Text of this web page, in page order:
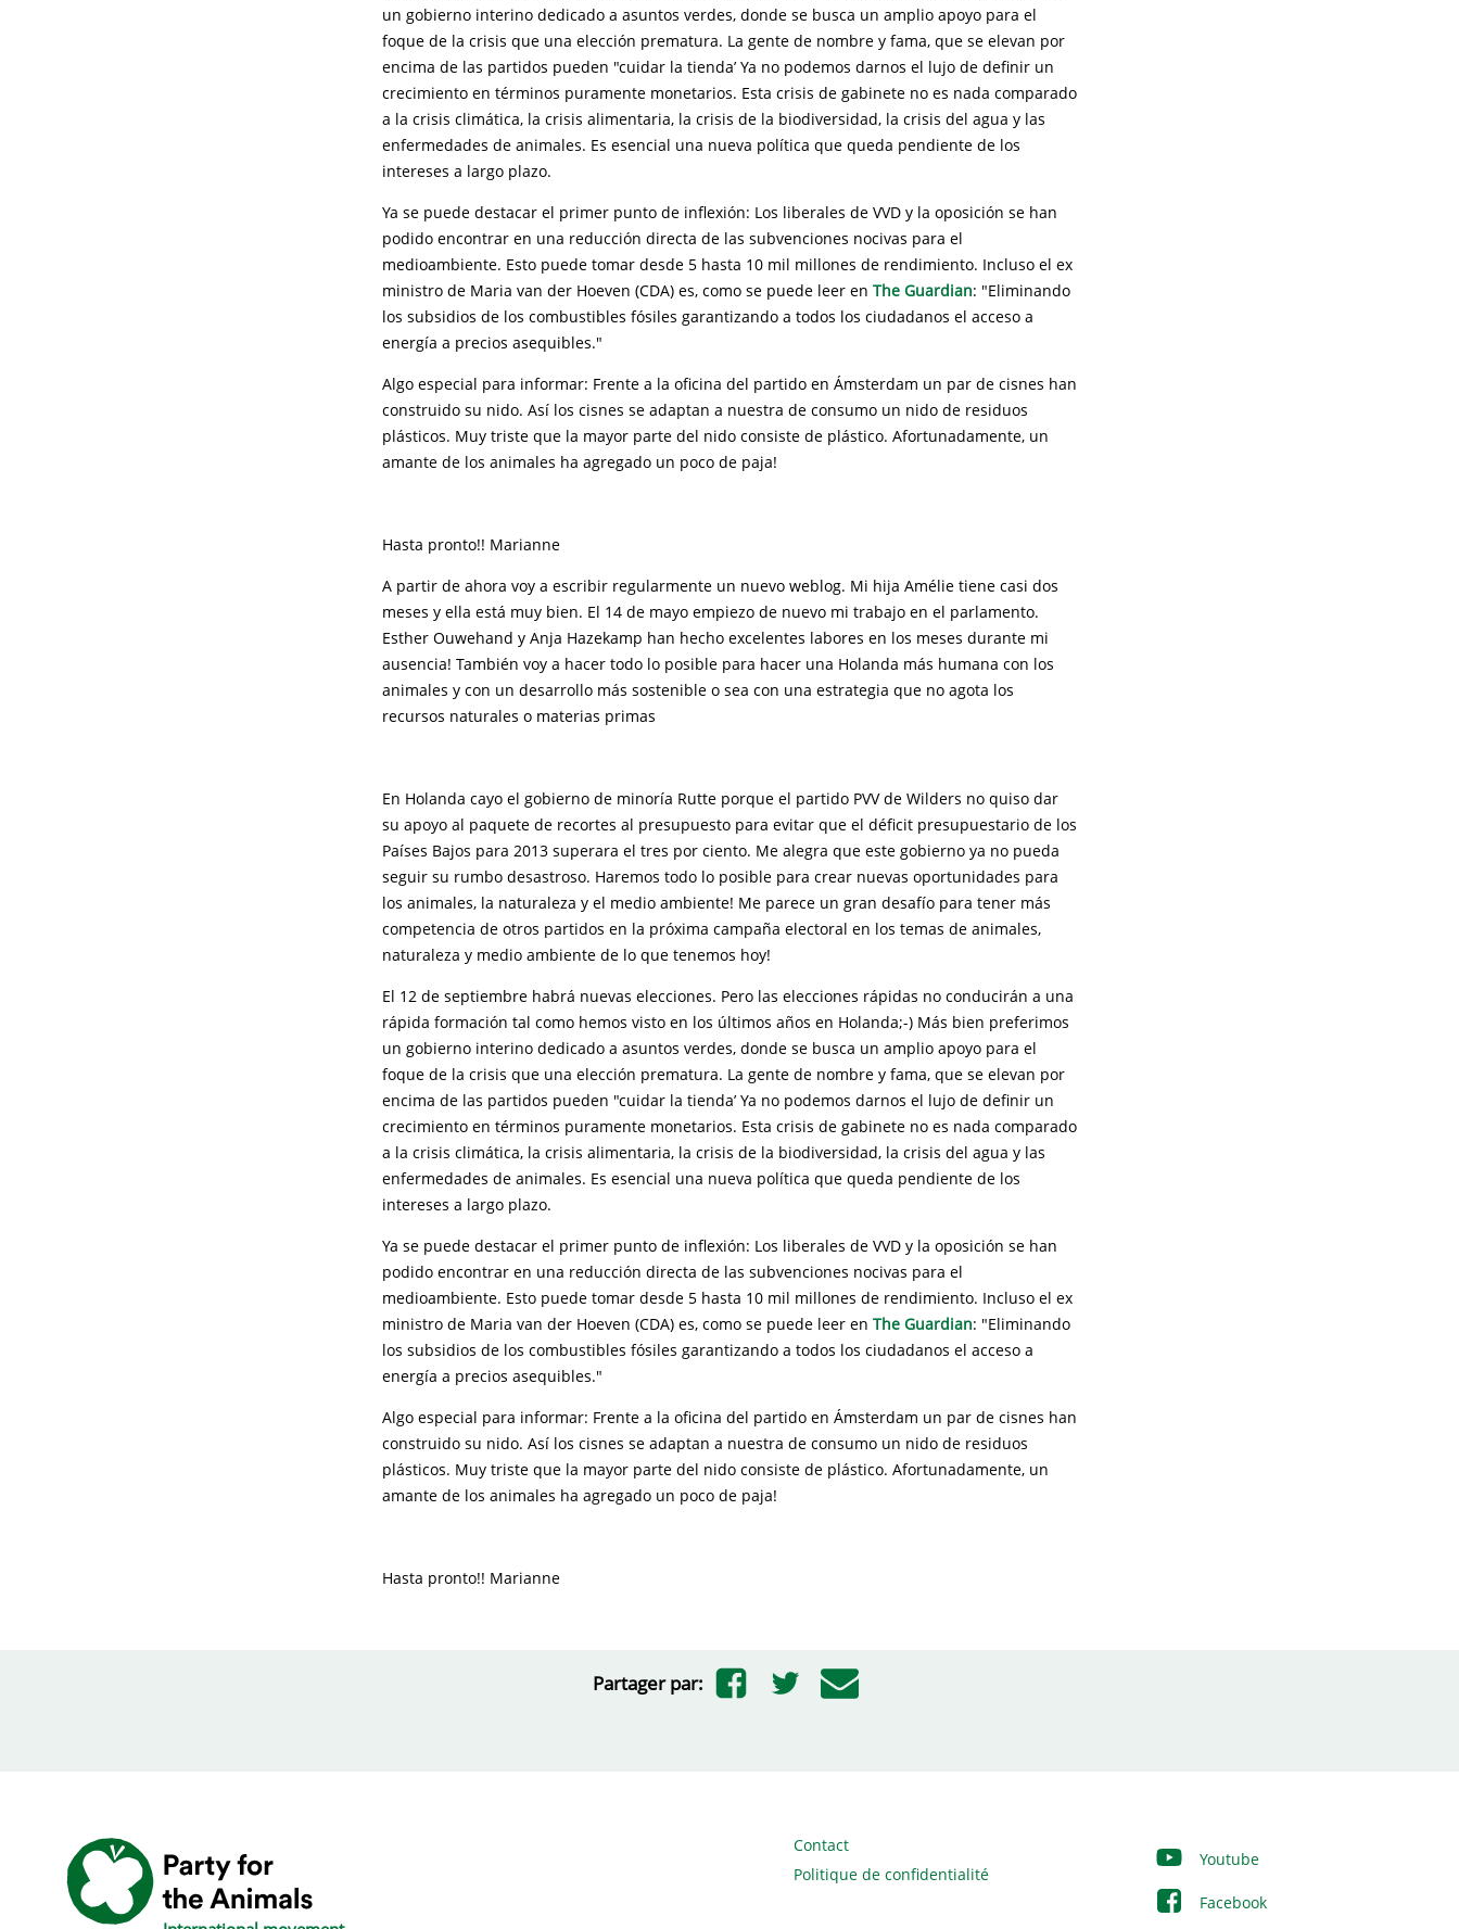
un gobierno interino dedicado a asuntos verdes, donde se busca un amplio apoyo para el
foque de la crisis que una elección prematura. La gente de nombre y fama, que se elevan por
encima de las partidos pueden "cuidar la tienda’ Ya no podemos darnos el lujo de definir un
crecimiento en términos puramente monetarios. Esta crisis de gabinete no es nada comparado
a la crisis climática, la crisis alimentaria, la crisis de la biodiversidad, la crisis del agua y las
enfermedades de animales. Es esencial una nueva política que queda pendiente de los
intereses a largo plazo.
Ya se puede destacar el primer punto de inflexión: Los liberales de VVD y la oposición se han
podido encontrar en una reducción directa de las subvenciones nocivas para el
medioambiente. Esto puede tomar desde 5 hasta 10 mil millones de rendimiento. Incluso el ex
ministro de Maria van der Hoeven (CDA) es, como se puede leer en The Guardian: "Eliminando
los subsidios de los combustibles fósiles garantizando a todos los ciudadanos el acceso a
energía a precios asequibles."
Algo especial para informar: Frente a la oficina del partido en Ámsterdam un par de cisnes han
construido su nido. Así los cisnes se adaptan a nuestra de consumo un nido de residuos
plásticos. Muy triste que la mayor parte del nido consiste de plástico. Afortunadamente, un
amante de los animales ha agregado un poco de paja!
Hasta pronto!! Marianne
A partir de ahora voy a escribir regularmente un nuevo weblog. Mi hija Amélie tiene casi dos
meses y ella está muy bien. El 14 de mayo empiezo de nuevo mi trabajo en el parlamento.
Esther Ouwehand y Anja Hazekamp han hecho excelentes labores en los meses durante mi
ausencia! También voy a hacer todo lo posible para hacer una Holanda más humana con los
animales y con un desarrollo más sostenible o sea con una estrategia que no agota los
recursos naturales o materias primas
En Holanda cayo el gobierno de minoría Rutte porque el partido PVV de Wilders no quiso dar
su apoyo al paquete de recortes al presupuesto para evitar que el déficit presupuestario de los
Países Bajos para 2013 superara el tres por ciento. Me alegra que este gobierno ya no pueda
seguir su rumbo desastroso. Haremos todo lo posible para crear nuevas oportunidades para
los animales, la naturaleza y el medio ambiente! Me parece un gran desafío para tener más
competencia de otros partidos en la próxima campaña electoral en los temas de animales,
naturaleza y medio ambiente de lo que tenemos hoy!
El 12 de septiembre habrá nuevas elecciones. Pero las elecciones rápidas no conducirán a una
rápida formación tal como hemos visto en los últimos años en Holanda;-) Más bien preferimos
un gobierno interino dedicado a asuntos verdes, donde se busca un amplio apoyo para el
foque de la crisis que una elección prematura. La gente de nombre y fama, que se elevan por
encima de las partidos pueden "cuidar la tienda’ Ya no podemos darnos el lujo de definir un
crecimiento en términos puramente monetarios. Esta crisis de gabinete no es nada comparado
a la crisis climática, la crisis alimentaria, la crisis de la biodiversidad, la crisis del agua y las
enfermedades de animales. Es esencial una nueva política que queda pendiente de los
intereses a largo plazo.
Ya se puede destacar el primer punto de inflexión: Los liberales de VVD y la oposición se han
podido encontrar en una reducción directa de las subvenciones nocivas para el
medioambiente. Esto puede tomar desde 5 hasta 10 mil millones de rendimiento. Incluso el ex
ministro de Maria van der Hoeven (CDA) es, como se puede leer en The Guardian: "Eliminando
los subsidios de los combustibles fósiles garantizando a todos los ciudadanos el acceso a
energía a precios asequibles."
Algo especial para informar: Frente a la oficina del partido en Ámsterdam un par de cisnes han
construido su nido. Así los cisnes se adaptan a nuestra de consumo un nido de residuos
plásticos. Muy triste que la mayor parte del nido consiste de plástico. Afortunadamente, un
amante de los animales ha agregado un poco de paja!
Hasta pronto!! Marianne
Partager par:
Contact
Politique de confidentialité
Youtube
Facebook